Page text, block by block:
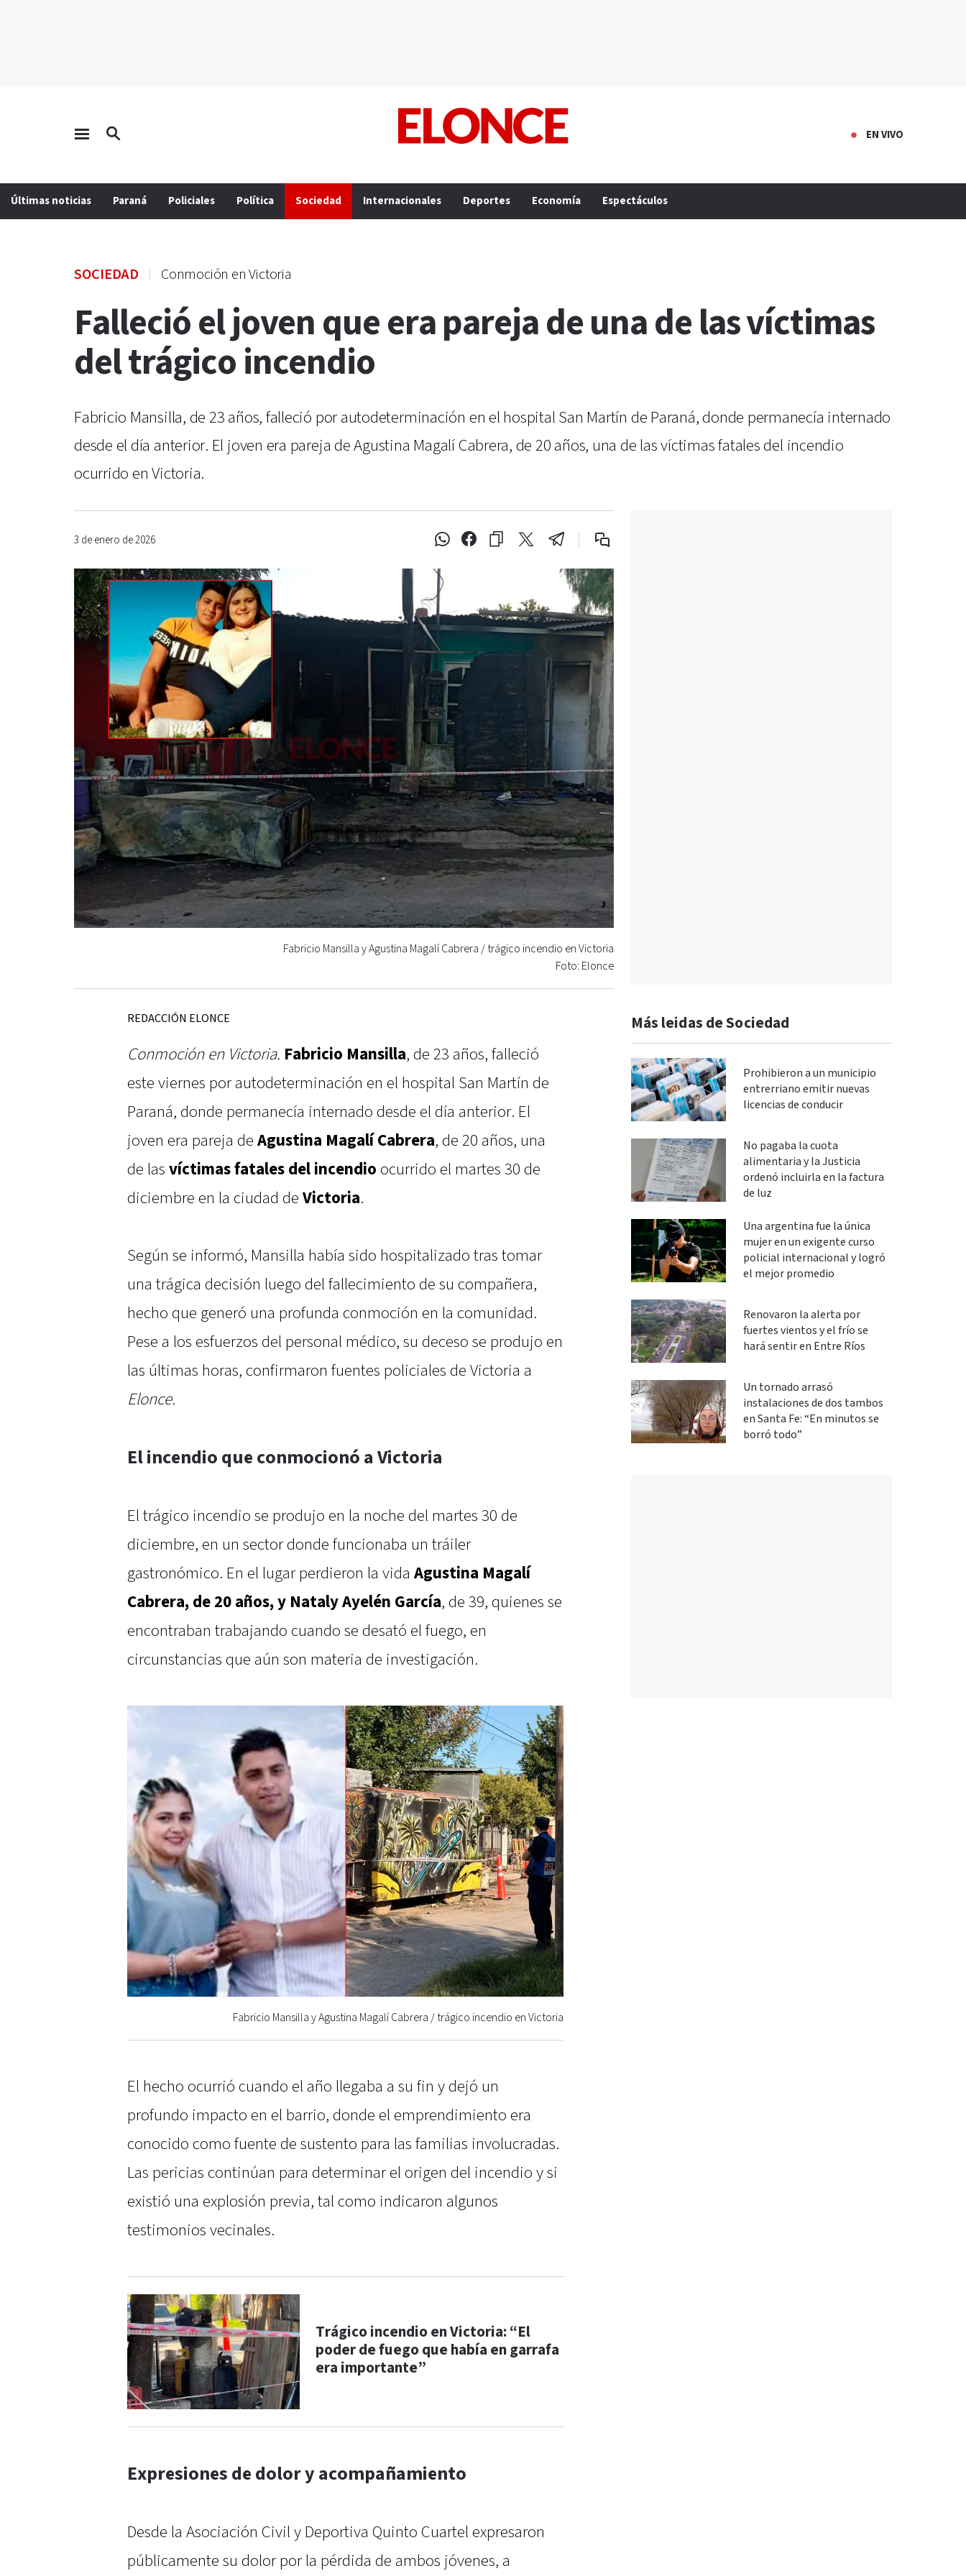
EN VIVO
Últimas noticias Paraná Policiales Política Sociedad Internacionales Deportes Economía Espectáculos
SOCIEDAD Conmoción en Victoria
Falleció el joven que era pareja de una de las víctimas
del trágico incendio
Fabricio Mansilla, de 23 años, falleció por autodeterminación en el hospital San Martín de Paraná, donde permanecía internado
desde el día anterior. El joven era pareja de Agustina Magalí Cabrera, de 20 años, una de las víctimas fatales del incendio
ocurrido en Victoria.
3 de enero de 2026
Fabricio Mansilla y Agustina Magalí Cabrera / trágico incendio en Victoria
Foto: Elonce
REDACCIÓN ELONCE
Conmoción en Victoria. Fabricio Mansilla, de 23 años, falleció
este viernes por autodeterminación en el hospital San Martín de
Paraná, donde permanecía internado desde el día anterior. El
joven era pareja de Agustina Magalí Cabrera, de 20 años, una
de las víctimas fatales del incendio ocurrido el martes 30 de
diciembre en la ciudad de Victoria.
Según se informó, Mansilla había sido hospitalizado tras tomar
una trágica decisión luego del fallecimiento de su compañera,
hecho que generó una profunda conmoción en la comunidad.
Pese a los esfuerzos del personal médico, su deceso se produjo en
las últimas horas, confirmaron fuentes policiales de Victoria a
Elonce.
El incendio que conmocionó a Victoria
El trágico incendio se produjo en la noche del martes 30 de
diciembre, en un sector donde funcionaba un tráiler
gastronómico. En el lugar perdieron la vida Agustina Magalí
Cabrera, de 20 años, y Nataly Ayelén García, de 39, quienes se
encontraban trabajando cuando se desató el fuego, en
circunstancias que aún son materia de investigación.
Fabricio Mansilla y Agustina Magalí Cabrera / trágico incendio en Victoria
El hecho ocurrió cuando el año llegaba a su fin y dejó un
profundo impacto en el barrio, donde el emprendimiento era
conocido como fuente de sustento para las familias involucradas.
Las pericias continúan para determinar el origen del incendio y si
existió una explosión previa, tal como indicaron algunos
testimonios vecinales.
Trágico incendio en Victoria: “El
poder de fuego que había en garrafa
era importante”
Expresiones de dolor y acompañamiento
Desde la Asociación Civil y Deportiva Quinto Cuartel expresaron
públicamente su dolor por la pérdida de ambos jóvenes, a
Más leidas de Sociedad
Prohibieron a un municipio
entrerriano emitir nuevas
licencias de conducir
No pagaba la cuota
alimentaria y la Justicia
ordenó incluirla en la factura
de luz
Una argentina fue la única
mujer en un exigente curso
policial internacional y logró
el mejor promedio
Renovaron la alerta por
fuertes vientos y el frío se
hará sentir en Entre Ríos
Un tornado arrasó
instalaciones de dos tambos
en Santa Fe: “En minutos se
borró todo”